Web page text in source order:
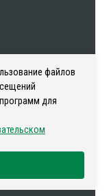
файлов
для